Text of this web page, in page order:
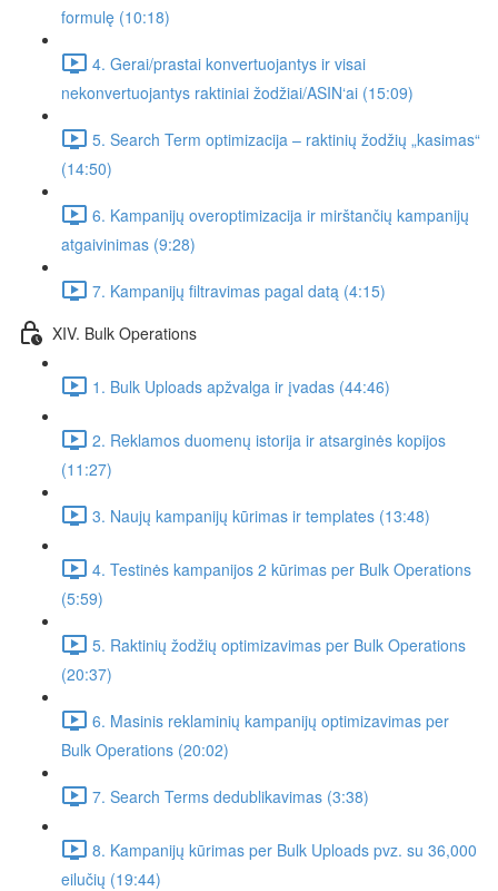
formulę (10:18)
4. Gerai/prastai konvertuojantys ir visai
nekonvertuojantys raktiniai žodžiai/ASIN‘ai (15:09)
5. Search Term optimizacija – raktinių žodžių „kasimas“
(14:50)
6. Kampanijų overoptimizacija ir mirštančių kampanijų
atgaivinimas (9:28)
7. Kampanijų filtravimas pagal datą (4:15)
XIV. Bulk Operations
1. Bulk Uploads apžvalga ir įvadas (44:46)
2. Reklamos duomenų istorija ir atsarginės kopijos
(11:27)
3. Naujų kampanijų kūrimas ir templates (13:48)
4. Testinės kampanijos 2 kūrimas per Bulk Operations
(5:59)
5. Raktinių žodžių optimizavimas per Bulk Operations
(20:37)
6. Masinis reklaminių kampanijų optimizavimas per
Bulk Operations (20:02)
7. Search Terms dedublikavimas (3:38)
8. Kampanijų kūrimas per Bulk Uploads pvz. su 36,000
eilučių (19:44)